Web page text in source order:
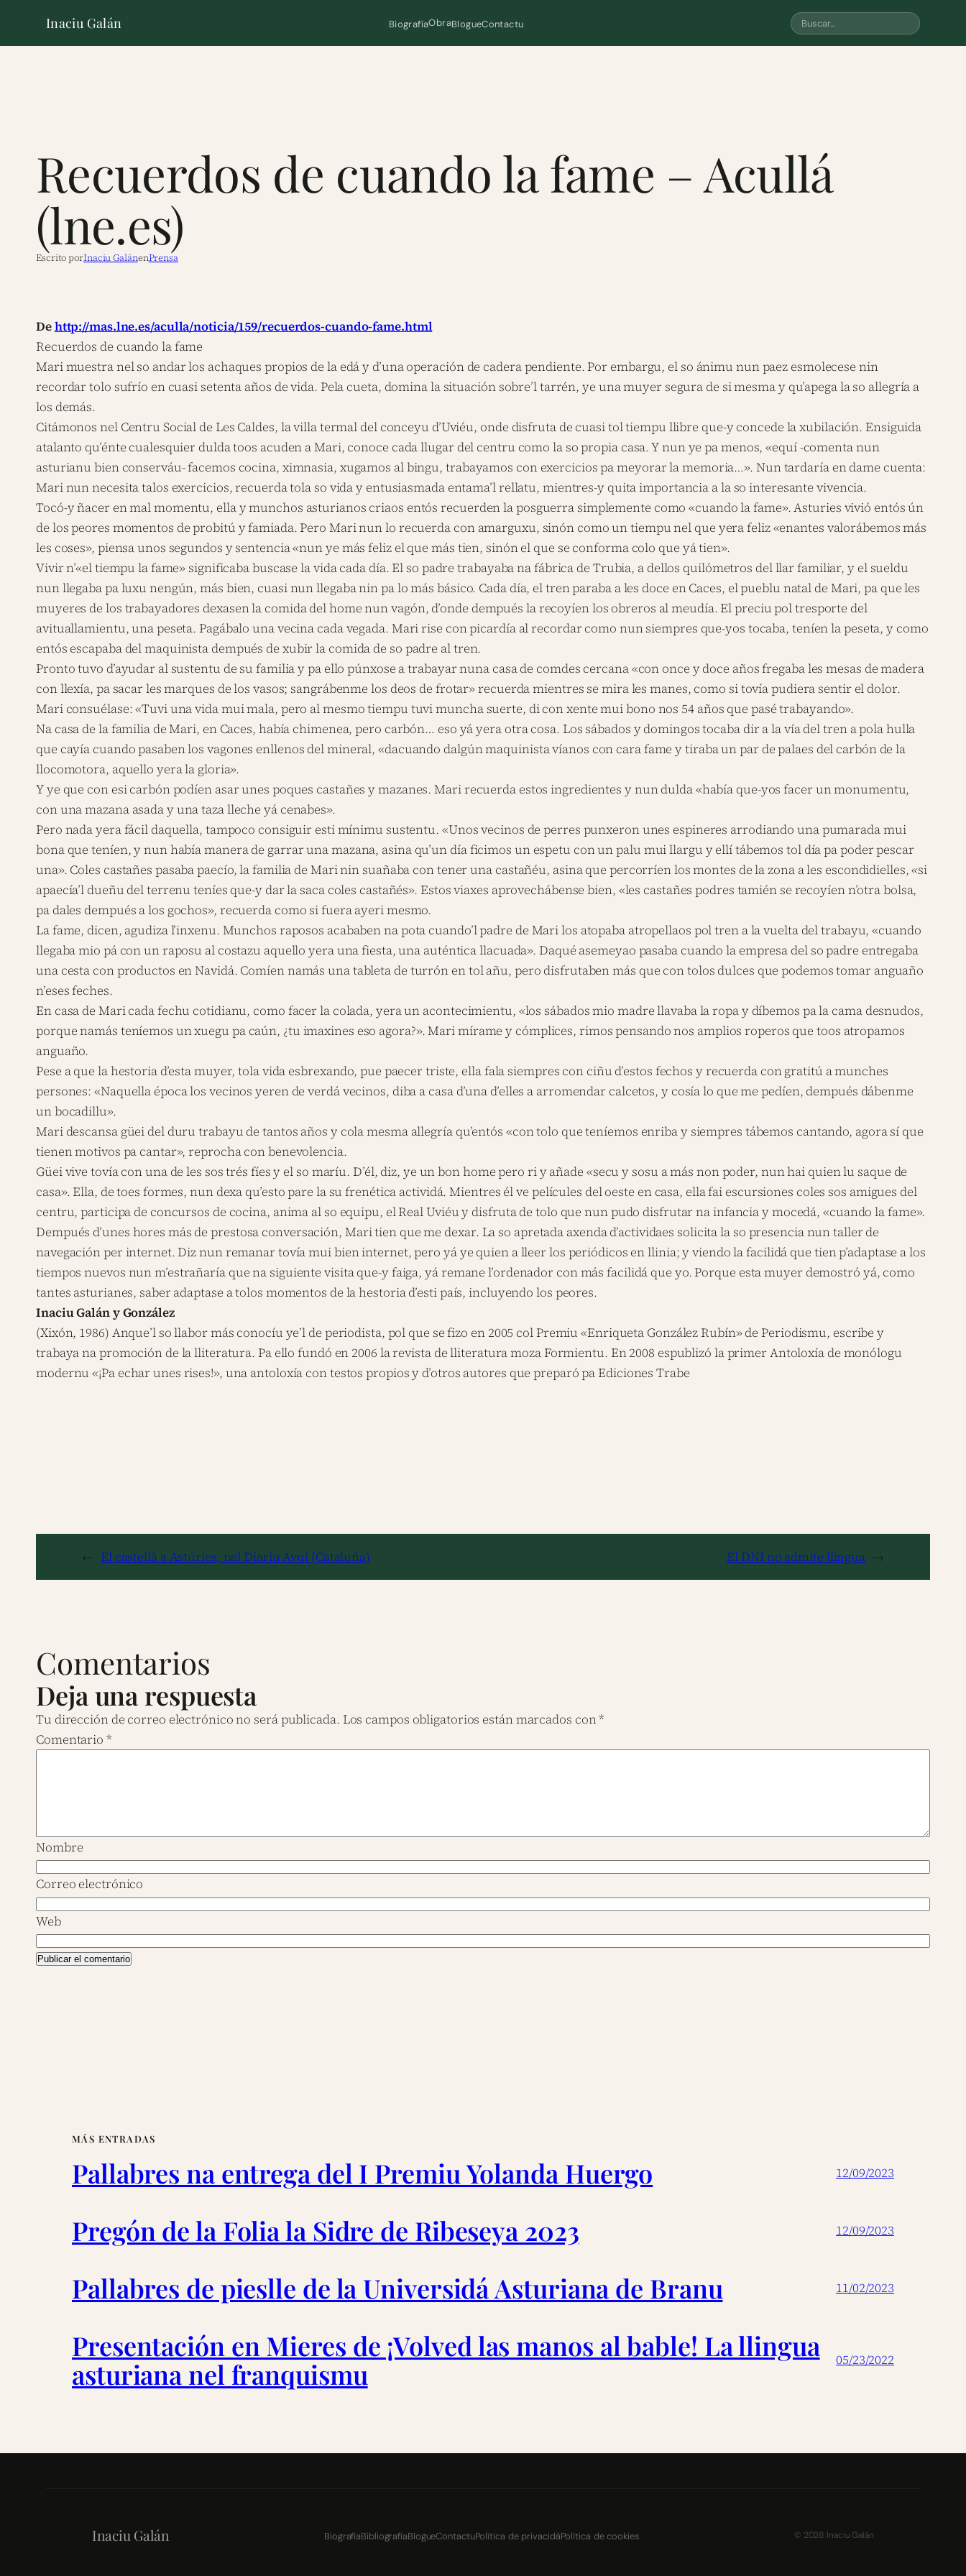
Inaciu Galán BiografíaObraBlogueContactu
Recuerdos de cuando la fame – Acullá
(lne.es)
Escrito porInaciu GalánenPrensa
Dehttp://mas.lne.es/aculla/noticia/159/recuerdos-cuando-fame.html
Recuerdos de cuando la fame
Mari muestra nel so andar los achaques propios de la edá y d’una operación de cadera pendiente. Por embargu, el so ánimu nun paez esmolecese nin
recordar tolo sufrío en cuasi setenta años de vida. Pela cueta, domina la situación sobre’l tarrén, ye una muyer segura de si mesma y qu’apega la so allegría a
los demás.
Citámonos nel Centru Social de Les Caldes, la villa termal del conceyu d’Uviéu, onde disfruta de cuasi tol tiempu llibre que-y concede la xubilación. Ensiguida
atalanto qu’énte cualesquier dulda toos acuden a Mari, conoce cada llugar del centru como la so propia casa. Y nun ye pa menos, «equí -comenta nun
asturianu bien conserváu- facemos cocina, ximnasia, xugamos al bingu, trabayamos con exercicios pa meyorar la memoria…». Nun tardaría en dame cuenta:
Mari nun necesita talos exercicios, recuerda tola so vida y entusiasmada entama’l rellatu, mientres-y quita importancia a la so interesante vivencia.
Tocó-y ñacer en mal momentu, ella y munchos asturianos criaos entós recuerden la posguerra simplemente como «cuando la fame». Asturies vivió entós ún
de los peores momentos de probitú y famiada. Pero Mari nun lo recuerda con amarguxu, sinón como un tiempu nel que yera feliz «enantes valorábemos más
les coses», piensa unos segundos y sentencia «nun ye más feliz el que más tien, sinón el que se conforma colo que yá tien».
Vivir n’«el tiempu la fame» significaba buscase la vida cada día. El so padre trabayaba na fábrica de Trubia, a dellos quilómetros del llar familiar, y el sueldu
nun llegaba pa luxu nengún, más bien, cuasi nun llegaba nin pa lo más básico. Cada día, el tren paraba a les doce en Caces, el pueblu natal de Mari, pa que les
muyeres de los trabayadores dexasen la comida del home nun vagón, d’onde dempués la recoyíen los obreros al meudía. El preciu pol tresporte del
avituallamientu, una peseta. Pagábalo una vecina cada vegada. Mari rise con picardía al recordar como nun siempres que-yos tocaba, teníen la peseta, y como
entós escapaba del maquinista dempués de xubir la comida de so padre al tren.
Pronto tuvo d’ayudar al sustentu de su familia y pa ello púnxose a trabayar nuna casa de comdes cercana «con once y doce años fregaba les mesas de madera
con llexía, pa sacar les marques de los vasos; sangrábenme los deos de frotar» recuerda mientres se mira les manes, como si tovía pudiera sentir el dolor.
Mari consuélase: «Tuvi una vida mui mala, pero al mesmo tiempu tuvi muncha suerte, di con xente mui bono nos 54 años que pasé trabayando».
Na casa de la familia de Mari, en Caces, había chimenea, pero carbón… eso yá yera otra cosa. Los sábados y domingos tocaba dir a la vía del tren a pola hulla
que cayía cuando pasaben los vagones enllenos del mineral, «dacuando dalgún maquinista víanos con cara fame y tiraba un par de palaes del carbón de la
llocomotora, aquello yera la gloria».
Y ye que con esi carbón podíen asar unes poques castañes y mazanes. Mari recuerda estos ingredientes y nun dulda «había que-yos facer un monumentu,
con una mazana asada y una taza lleche yá cenabes».
Pero nada yera fácil daquella, tampoco consiguir esti mínimu sustentu. «Unos vecinos de perres punxeron unes espineres arrodiando una pumarada mui
bona que teníen, y nun había manera de garrar una mazana, asina qu’un día ficimos un espetu con un palu mui llargu y ellí tábemos tol día pa poder pescar
una». Coles castañes pasaba paecío, la familia de Mari nin suañaba con tener una castañéu, asina que percorríen los montes de la zona a les escondidielles, «si
apaecía’l dueñu del terrenu teníes que-y dar la saca coles castañés». Estos viaxes aprovechábense bien, «les castañes podres tamién se recoyíen n’otra bolsa,
pa dales dempués a los gochos», recuerda como si fuera ayeri mesmo.
La fame, dicen, agudiza l’inxenu. Munchos raposos acababen na pota cuando’l padre de Mari los atopaba atropellaos pol tren a la vuelta del trabayu, «cuando
llegaba mio pá con un raposu al costazu aquello yera una fiesta, una auténtica llacuada». Daqué asemeyao pasaba cuando la empresa del so padre entregaba
una cesta con productos en Navidá. Comíen namás una tableta de turrón en tol añu, pero disfrutaben más que con tolos dulces que podemos tomar anguaño
n’eses feches.
En casa de Mari cada fechu cotidianu, como facer la colada, yera un acontecimientu, «los sábados mio madre llavaba la ropa y díbemos pa la cama desnudos,
porque namás teníemos un xuegu pa caún, ¿tu imaxines eso agora?». Mari mírame y cómplices, rimos pensando nos amplios roperos que toos atropamos
anguaño.
Pese a que la hestoria d’esta muyer, tola vida esbrexando, pue paecer triste, ella fala siempres con ciñu d’estos fechos y recuerda con gratitú a munches
persones: «Naquella época los vecinos yeren de verdá vecinos, diba a casa d’una d’elles a arromendar calcetos, y cosía lo que me pedíen, dempués dábenme
un bocadillu».
Mari descansa güei del duru trabayu de tantos años y cola mesma allegría qu’entós «con tolo que teníemos enriba y siempres tábemos cantando, agora sí que
tienen motivos pa cantar», reprocha con benevolencia.
Güei vive tovía con una de les sos trés fíes y el so maríu. D’él, diz, ye un bon home pero ri y añade «secu y sosu a más non poder, nun hai quien lu saque de
casa». Ella, de toes formes, nun dexa qu’esto pare la su frenética actividá. Mientres él ve películes del oeste en casa, ella fai escursiones coles sos amigues del
centru, participa de concursos de cocina, anima al so equipu, el Real Uviéu y disfruta de tolo que nun pudo disfrutar na infancia y mocedá, «cuando la fame».
Dempués d’unes hores más de prestosa conversación, Mari tien que me dexar. La so apretada axenda d’actividaes solicita la so presencia nun taller de
navegación per internet. Diz nun remanar tovía mui bien internet, pero yá ye quien a lleer los periódicos en llinia; y viendo la facilidá que tien p’adaptase a los
tiempos nuevos nun m’estrañaría que na siguiente visita que-y faiga, yá remane l’ordenador con más facilidá que yo. Porque esta muyer demostró yá, como
tantes asturianes, saber adaptase a tolos momentos de la hestoria d’esti país, incluyendo los peores.
Inaciu Galán y González
(Xixón, 1986) Anque’l so llabor más conocíu ye’l de periodista, pol que se fizo en 2005 col Premiu «Enriqueta González Rubín» de Periodismu, escribe y
trabaya na promoción de la lliteratura. Pa ello fundó en 2006 la revista de lliteratura moza Formientu. En 2008 espublizó la primer Antoloxía de monólogu
modernu «¡Pa echar unes rises!», una antoloxía con testos propios y d’otros autores que preparó pa Ediciones Trabe
← El castellà a Astúries, nel Diariu Avui (Cataluña) El DNI no admite llingua →
Comentarios
Deja una respuesta
Tu dirección de correo electrónico no será publicada. Los campos obligatorios están marcados con*
Comentario *
Nombre
Correo electrónico
Web
MÁS ENTRADAS
Pallabres na entrega del I Premiu Yolanda Huergo 12/09/2023
Pregón de la Folia la Sidre de Ribeseya 2023 12/09/2023
Pallabres de pieslle de la Universidá Asturiana de Branu 11/02/2023
Presentación en Mieres de ¡Volved las manos al bable! La llingua
asturiana nel franquismu
05/23/2022
Inaciu Galán BiografíaBibliografíaBlogueContactuPolítica de privacidáPolítica de cookies © 2026 Inaciu Galán